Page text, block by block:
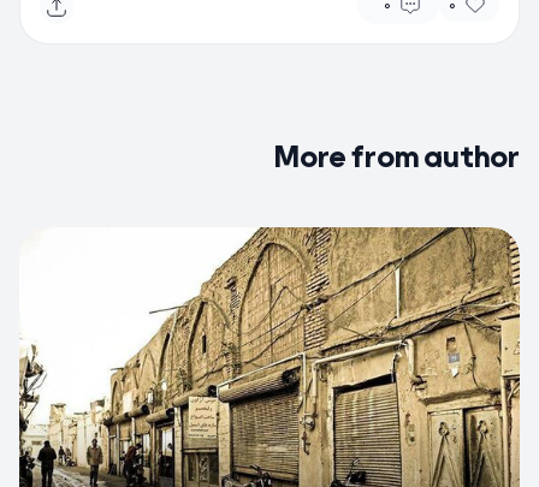
0
0
More from author
0